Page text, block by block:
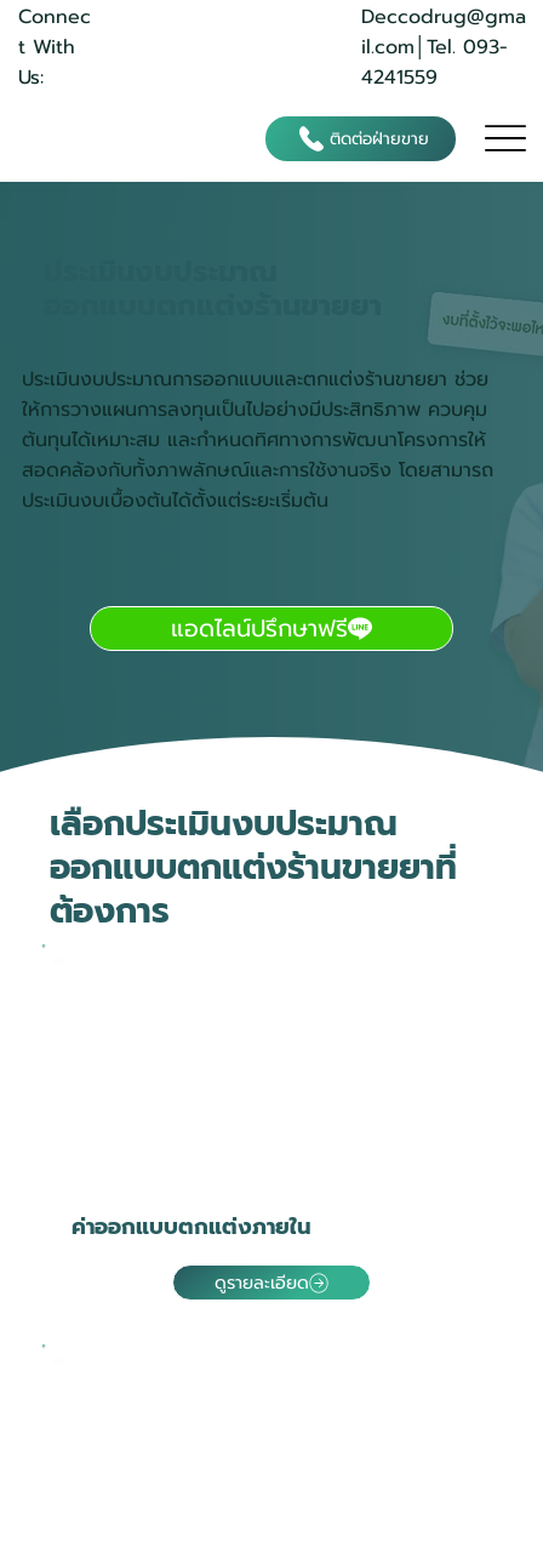
Connec
t With
Us:
Deccodrug@gma
il.com │Tel. 093-
4241559
ติดต่อฝ่ายขาย
ควบคุมต้นทุนได้อย่าง
เหมาะสม
ลดความเสี่ยงงบบาน
ปลาย
บริหารงบประมาณได้
ประเมินงบประมาณการออกแบบและตกแต่งร้านขายยา ช่วย
ให้การวางแผนการลงทุนเป็นไปอย่างมีประสิทธิภาพ ควบคุม
ต้นทุนได้เหมาะสม และกำหนดทิศทางการพัฒนาโครงการให้
สอดคล้องกับทั้งภาพลักษณ์และการใช้งานจริง โดยสามารถ
ประเมินงบเบื้องต้นได้ตั้งแต่ระยะเริ่มต้น
แอดไลน์ปรึกษาฟรี
เลือกประเมินงบประมาณ
ออกแบบตกแต่งร้านขายยาที่
ต้องการ
ค่าออกแบบตกแต่งภายใน
ดูรายละเอียด